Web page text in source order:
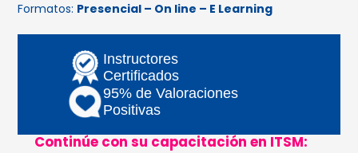
Formatos: Presencial – On line – E Learning
Instructores
Certificados
95% de Valoraciones
Positivas
Continúe con su capacitación en ITSM: